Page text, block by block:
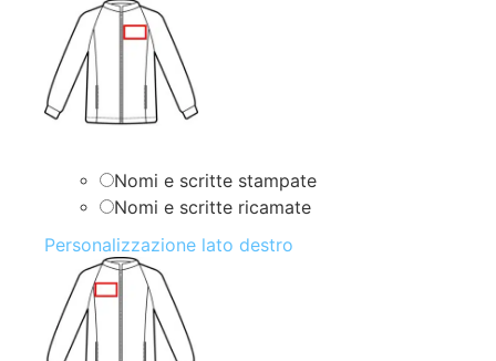
Nomi e scritte stampate
Nomi e scritte ricamate
Personalizzazione lato destro